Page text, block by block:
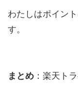
わたしはポイン
す。
まとめ ：楽天ト